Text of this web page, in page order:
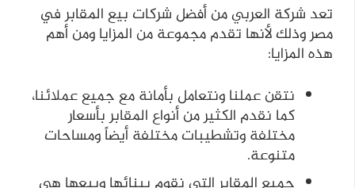
تعد شركة العربي من أفضل شركات بيع المقابر في
مصر وذلك لأنها تقدم مجموعة من المزايا ومن أهم
هذه المزايا:
نتقن عملنا ونتعامل بأمانة مع جميع عملائنا،
كما نقدم الكثير من أنواع المقابر بأسعار
مختلفة وتشطيبات مختلفة أيضاً ومساحات
متنوعة.